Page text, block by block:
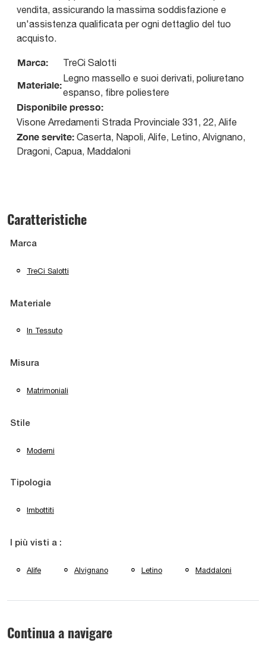
vendita, assicurando la massima soddisfazione e
un'assistenza qualificata per ogni dettaglio del tuo
acquisto.
Marca: TreCi Salotti
Materiale:
Legno massello e suoi derivati, poliuretano
espanso, fibre poliestere
Disponibile presso:
Visone Arredamenti Strada Provinciale 331, 22, Alife
Zone servite: Caserta, Napoli, Alife, Letino, Alvignano,
Dragoni, Capua, Maddaloni
Caratteristiche
Marca
TreCi Salotti
Materiale
In Tessuto
Misura
Matrimoniali
Stile
Moderni
Tipologia
Imbottiti
I più visti a :
Alife Alvignano Letino Maddaloni
Continua a navigare